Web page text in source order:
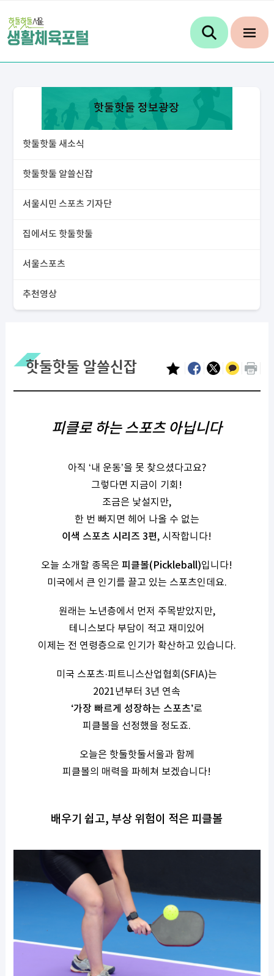
핫둘핫둘 정보광장
핫둘핫둘 새소식
핫둘핫둘 알쓸신잡
서울시민 스포츠 기자단
집에서도 핫둘핫둘
서울스포츠
추천영상
핫둘핫둘 알쓸신잡
피클로 하는 스포츠 아닙니다
아직 ‘내 운동’을 못 찾으셨다고요?
그렇다면 지금이 기회!
조금은 낯설지만,
한 번 빠지면 헤어 나올 수 없는
이색 스포츠 시리즈 3편, 시작합니다!
오늘 소개할 종목은피클볼(Pickleball)입니다!
미국에서 큰 인기를 끌고 있는 스포츠인데요.
원래는 노년층에서 먼저 주목받았지만,
테니스보다 부담이 적고 재미있어
이제는 전 연령층으로 인기가 확산하고 있습니다.
미국 스포츠·피트니스산업협회(SFIA)는
2021년부터 3년 연속
‘가장 빠르게 성장하는 스포츠’로
피클볼을 선정했을 정도죠.
오늘은 핫둘핫둘서울과 함께
피클볼의 매력을 파헤쳐 보겠습니다!
배우기 쉽고, 부상 위험이 적은 피클볼